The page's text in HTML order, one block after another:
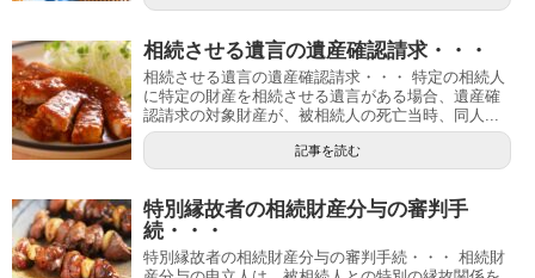
相続させる遺言の遺産確認請求・・・
相続させる遺言の遺産確認請求・・・ 特定の相続人
に特定の財産を相続させる遺言がある場合、遺産確
認請求の対象財産が、被相続人の死亡当時、同人...
記事を読む
特別縁故者の相続財産分与の審判手
続・・・
特別縁故者の相続財産分与の審判手続・・・ 相続財